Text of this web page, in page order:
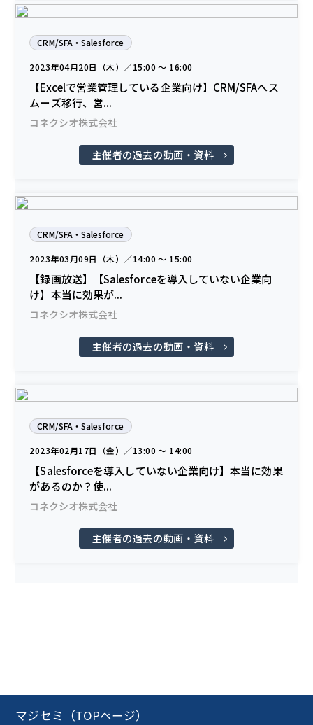
CRM/SFA・Salesforce
2023年04月20日（木）／15:00 〜 16:00
【Excelで営業管理している企業向け】CRM/SFAへス
ムーズ移行、営...
コネクシオ株式会社
主催者の過去の動画・資料
CRM/SFA・Salesforce
2023年03月09日（木）／14:00 〜 15:00
【録画放送】【Salesforceを導入していない企業向
け】本当に効果が...
コネクシオ株式会社
主催者の過去の動画・資料
CRM/SFA・Salesforce
2023年02月17日（金）／13:00 〜 14:00
【Salesforceを導入していない企業向け】本当に効果
があるのか？使...
コネクシオ株式会社
主催者の過去の動画・資料
マジセミ（TOPページ）